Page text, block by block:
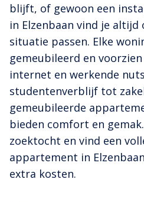
blijft, of gewoon een
in Elzenbaan vind je
situatie passen. Elke
gemeubileerd en
internet en werkende
studentenverblijf tot
gemeubileerde
bieden comfort en
zoektocht en vind een
appartement in
extra kosten.